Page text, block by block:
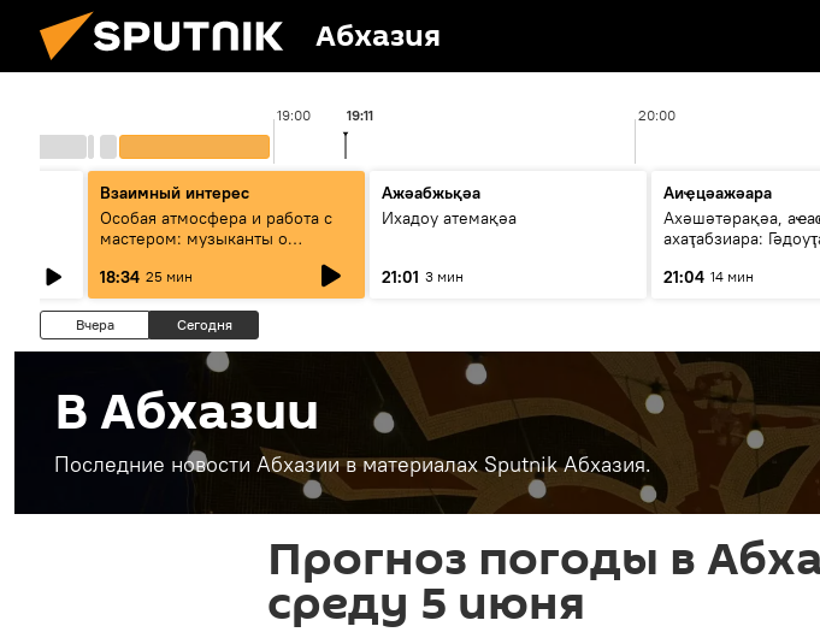
Абхазия
19:00 20:00
19:11
Взаимный интерес
Особая атмосфера и работа с
мастером: музыканты о
18:34 25 мин
Ажәабжьқәа
Ихадоу атемақәа
21:01 3 мин
Аиҿцәажәара
Ахәшәтәрақәа,
ахаҭабзиара:
ицәажәара
21:04 14 мин
Вчера Сегодня
В Абхазии
Последние новости Абхазии в материалах Sputnik Абхазия.
Прогноз погоды в
среду 5 июня